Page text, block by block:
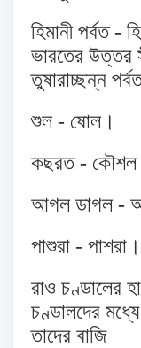
হিমানী পর্বত -
ভারতের উত্তর
তুষারাচ্ছন্ন
শুল - ষোল।
কছরত -
আগল ডাগল -
পাশুরা -
রাও চণ্ডালের
চণ্ডালদের
তাদের বাজি